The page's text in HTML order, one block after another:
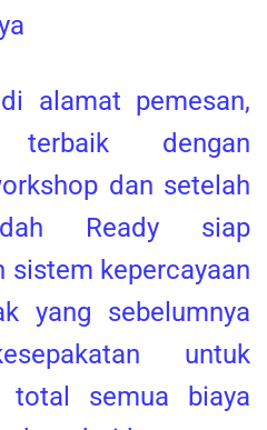
alamat pemesan,
dengan
dan setelah
Ready siap
sistem kepercayaan
yang sebelumnya
untuk
total semua biaya